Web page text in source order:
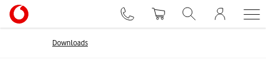
Downloads